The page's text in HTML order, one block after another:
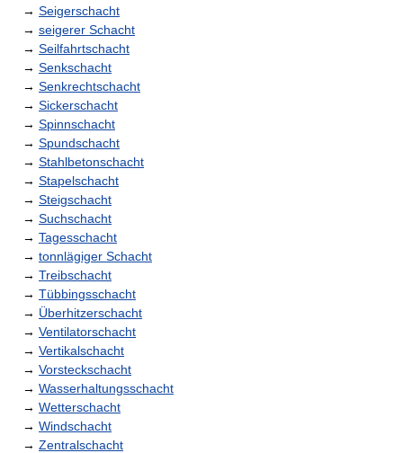
→ Seigerschacht
→ seigerer Schacht
→ Seilfahrtschacht
→ Senkschacht
→ Senkrechtschacht
→ Sickerschacht
→ Spinnschacht
→ Spundschacht
→ Stahlbetonschacht
→ Stapelschacht
→ Steigschacht
→ Suchschacht
→ Tagesschacht
→ tonnlägiger Schacht
→ Treibschacht
→ Tübbingsschacht
→ Überhitzerschacht
→ Ventilatorschacht
→ Vertikalschacht
→ Vorsteckschacht
→ Wasserhaltungsschacht
→ Wetterschacht
→ Windschacht
→ Zentralschacht